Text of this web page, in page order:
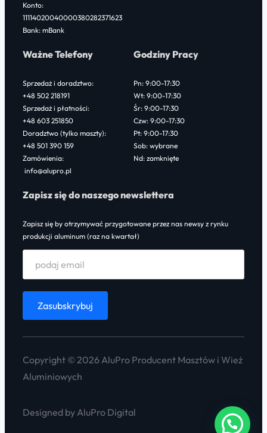
Konto:
11114020040000380282371623
Bank: mBank
Ważne Telefony
Sprzedaż i doradztwo:
+48 502 218191
Sprzedaż i płatności:
+48 603 251850
Doradztwo (tylko maszty):
+48 501 390 159
Zamówienia:
info@alupro.pl
Godziny Pracy
Pn: 9:00-17:30
Wt: 9:00-17:30
Śr: 9:00-17:30
Czw: 9:00-17:30
Pt: 9:00-17:30
Sob: wybrane
Nd: zamknięte
Zapisz się do naszego newslettera
Zapisz się by otrzymywać przygotowane przez nas newsy z rynku
produkcji aluminum (raz na kwartał)
Copyright © 2026 AluPro Producent Masztów i Wież
Aluminiowych
Designed by AluPro Digital